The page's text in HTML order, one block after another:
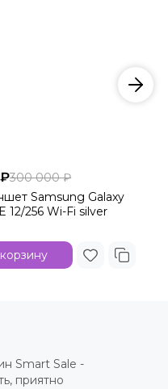
300 000 ₽
Samsung Galaxy
12/256 Wi-Fi silver
Smart Sale -
приятно